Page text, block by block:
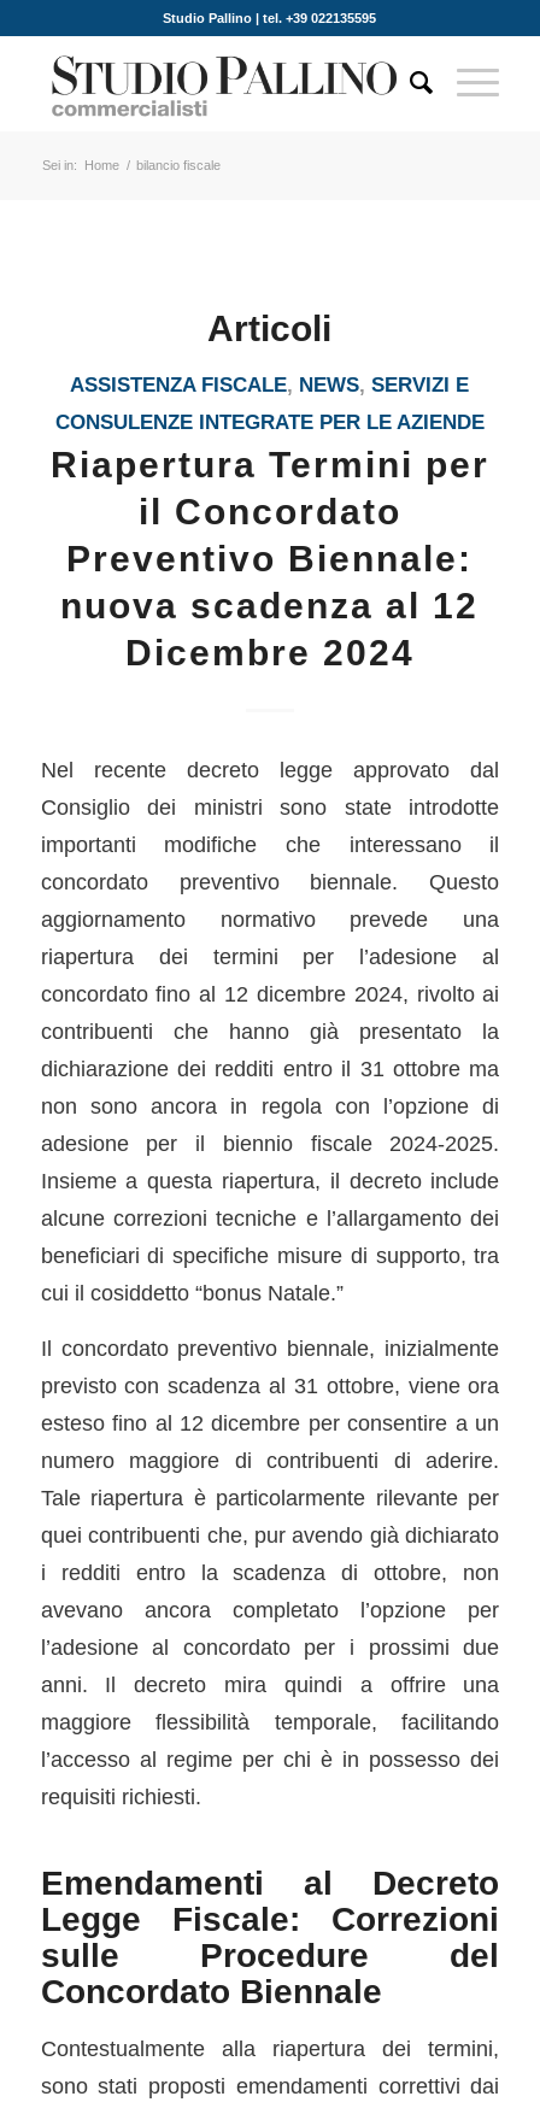
Studio Pallino | tel. +39 022135595
Sei in: Home / bilancio fiscale
Articoli
ASSISTENZA FISCALE, NEWS,SERVIZI E
CONSULENZE INTEGRATE PER LE AZIENDE
Riapertura Termini per
il Concordato
Preventivo Biennale:
nuova scadenza al 12
Dicembre 2024
Nel recente decreto legge approvato dal
Consiglio dei ministri sono state introdotte
importanti modifiche che interessano il
concordato preventivo biennale. Questo
aggiornamento normativo prevede una
riapertura dei termini per l’adesione al
concordato fino al 12 dicembre 2024, rivolto ai
contribuenti che hanno già presentato la
dichiarazione dei redditi entro il 31 ottobre ma
non sono ancora in regola con l’opzione di
adesione per il biennio fiscale 2024-2025.
Insieme a questa riapertura, il decreto include
alcune correzioni tecniche e l’allargamento dei
beneficiari di specifiche misure di supporto, tra
cui il cosiddetto “bonus Natale.”
Il concordato preventivo biennale, inizialmente
previsto con scadenza al 31 ottobre, viene ora
esteso fino al 12 dicembre per consentire a un
numero maggiore di contribuenti di aderire.
Tale riapertura è particolarmente rilevante per
quei contribuenti che, pur avendo già dichiarato
i redditi entro la scadenza di ottobre, non
avevano ancora completato l’opzione per
l’adesione al concordato per i prossimi due
anni. Il decreto mira quindi a offrire una
maggiore flessibilità temporale, facilitando
l’accesso al regime per chi è in possesso dei
requisiti richiesti.
Emendamenti al Decreto
Legge Fiscale: Correzioni
sulle Procedure del
Concordato Biennale
Contestualmente alla riapertura dei termini,
sono stati proposti emendamenti correttivi dai